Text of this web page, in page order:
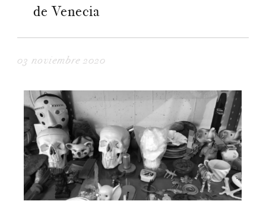
de Venecia
03 noviembre 2020